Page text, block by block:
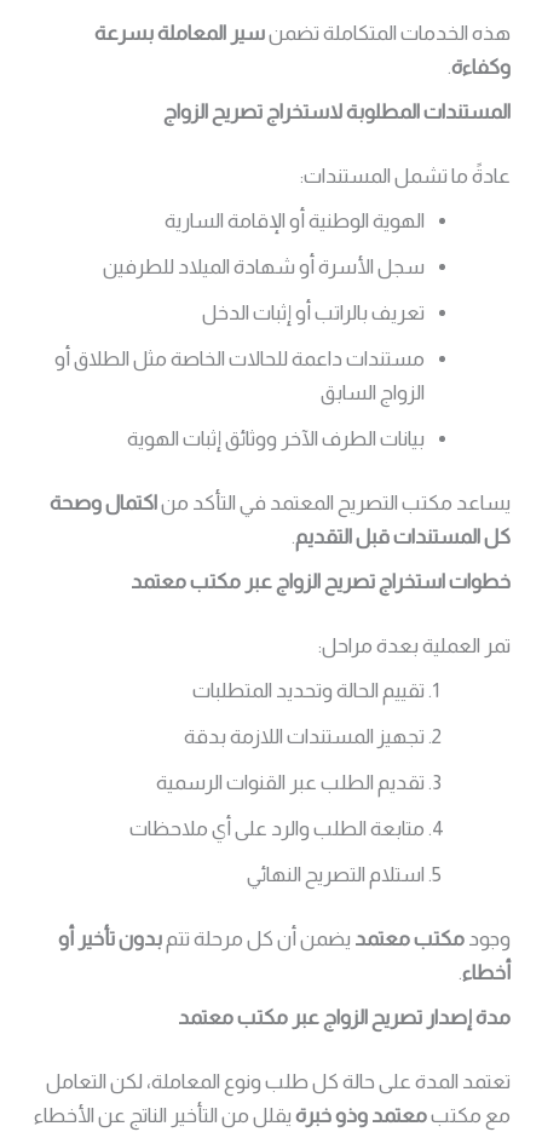
هذه الخدمات المتكاملة تضمنسير المعاملة بسرعة
وكفاءة.
المستندات المطلوبة لاستخراج تصريح الزواج
عادةً ما تشمل المستندات:
الهوية الوطنية أو الإقامة السارية
سجل الأسرة أو شهادة الميلاد للطرفين
تعريف بالراتب أو إثبات الدخل
مستندات داعمة للحالات الخاصة مثل الطلاق أو
الزواج السابق
بيانات الطرف الآخر ووثائق إثبات الهوية
يساعد مكتب التصريح المعتمد في التأكد مناكتمال وصحة
كل المستندات قبل التقديم.
خطوات استخراج تصريح الزواج عبر مكتب معتمد
تمر العملية بعدة مراحل:
تقييم الحالة وتحديد المتطلبات
تجهيز المستندات اللازمة بدقة
تقديم الطلب عبر القنوات الرسمية
متابعة الطلب والرد على أي ملاحظات
استلام التصريح النهائي
وجودمكتب معتمد يضمن أن كل مرحلة تتمبدون تأخير أو
أخطاء.
مدة إصدار تصريح الزواج عبر مكتب معتمد
تعتمد المدة على حالة كل طلب ونوع المعاملة، لكن التعامل
مع مكتبمعتمد وذو خبرة يقلل من التأخير الناتج عن الأخطاء